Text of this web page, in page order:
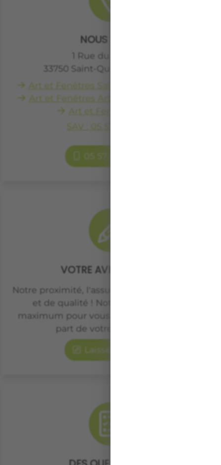
NOUS SITUER
1 Rue du Génébra
33750 Saint-Quentin-de-Baron
Art et Fenêtres Saint-Quentin-de-Baron
Art et Fenêtres Artigues-Près-Bordeaux
Art et Fenêtres Créon
SAV : 05 57 79 04 98
05 57 84 02 02
VOTRE AVIS COMPTE
Notre proximité, l'assurance de projets suivis
et de qualité ! Notre équipe fait son
maximum pour vous satisfaire, faites nous
part de votre expérience.
Laisser un avis